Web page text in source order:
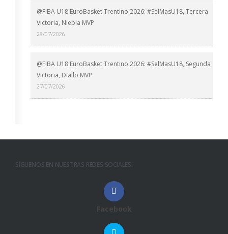
@FIBA U18 EuroBasket Trentino 2026: #SelMasU18, Tercera
Victoria, Niebla MVP
28/07/2026
@FIBA U18 EuroBasket Trentino 2026: #SelMasU18, Segunda
Victoria, Diallo MVP
27/07/2026
SÍGUENOS EN NUESTRAS REDES SOCIALES:
Facebook